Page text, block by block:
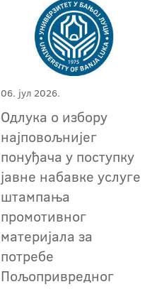
06. јул 2026.
Oдлука о избору
најповољнијег
понуђача у поступку
јавне набавке услуге
штампања
промотивног
материјала за
потребе
Пољопривредног